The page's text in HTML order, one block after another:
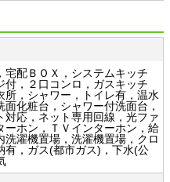
宅配ＢＯＸ，システムキッチ
付，２口コンロ，ガスキッチ
所，シャワー，トイレ有，温水
化粧台，シャワー付洗面台，
応，ネット専用回線，光ファ
ーホン，ＴＶインターホン，給
濯機置場，洗濯機置場，クロ
有，ガス(都市ガス)，下水(公